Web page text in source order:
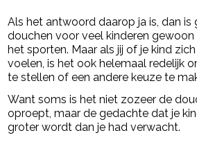
Als het antwoord daarop ja is, dan is
douchen voor veel kinderen
het sporten. Maar als jij of je kind
voelen, is het ook helemaal redelijk
te stellen of een andere keuze te
Want soms is het niet zozeer de
oproept, maar de gedachte dat je
groter wordt dan je had verwacht.